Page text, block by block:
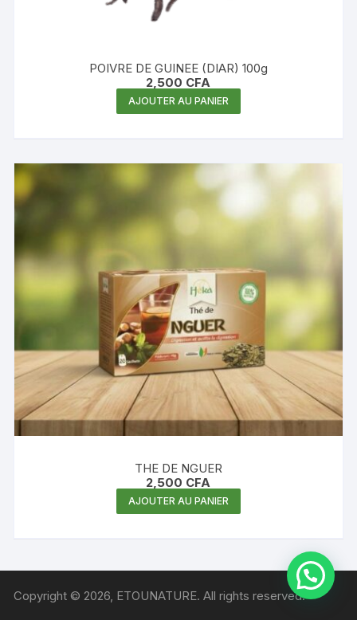
POIVRE DE GUINEE (DIAR) 100g
2,500 CFA
AJOUTER AU PANIER
THE DE NGUER
2,500 CFA
AJOUTER AU PANIER
Copyright © 2026, ETOUNATURE. All rights reserved.